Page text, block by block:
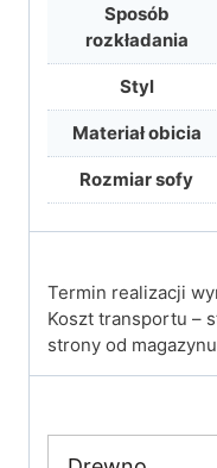
Sposób
rozkładania
Styl
Materiał obicia
Rozmiar sofy
Termin realizacji
Koszt transportu –
strony od